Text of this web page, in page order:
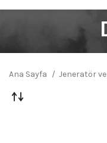
Ana Sayfa Jeneratör